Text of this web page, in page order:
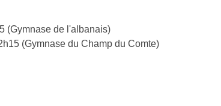
(Gymnase de l'albanais)
(Gymnase du Champ du Comte)